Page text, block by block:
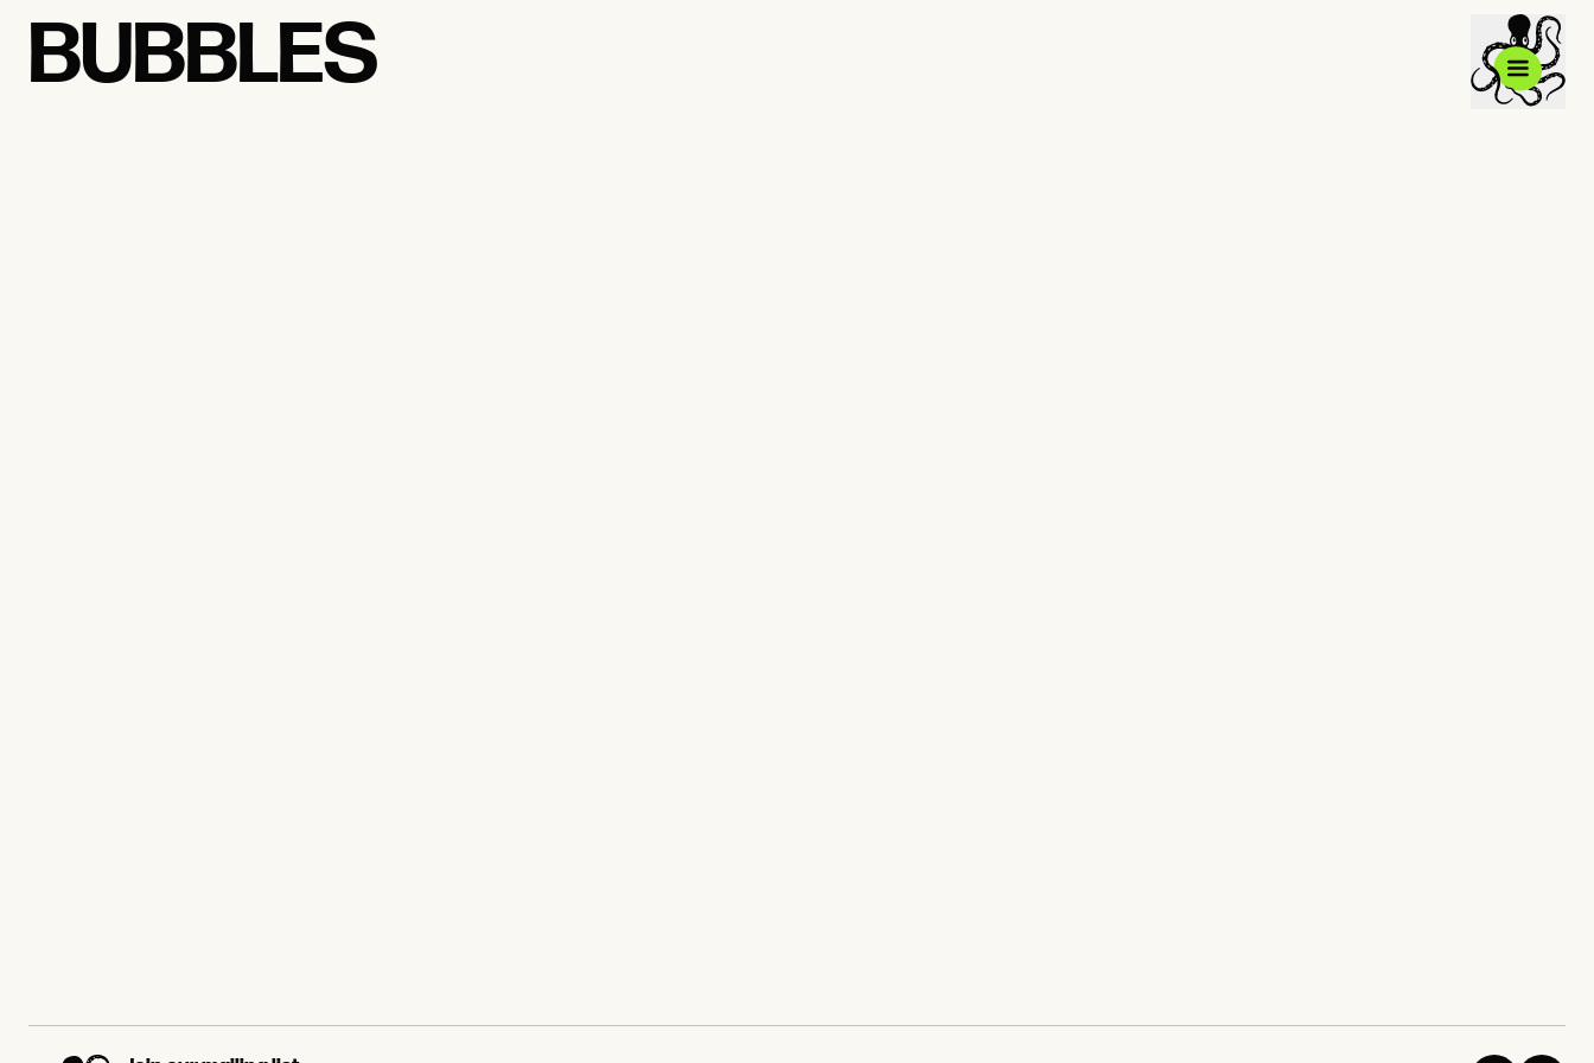
BUBBLES